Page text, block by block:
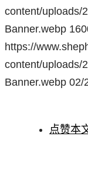
content/uploads/
Banner.webp
https://
content/uploads/
Banner.webp 02/
点赞本